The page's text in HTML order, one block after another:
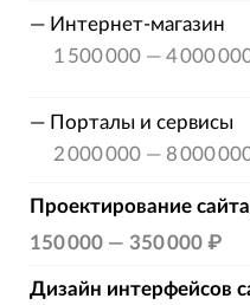
— Интернет-магазин
1 500 000— 4 000
— Порталы и сервисы
2 000 000— 8 000
Проектирование
150 000— 350 000 ₽
Дизайн интерфейсов